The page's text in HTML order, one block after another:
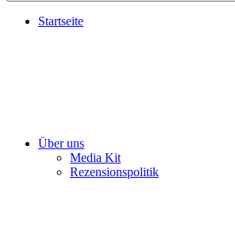
Startseite
Über uns
Media Kit
Rezensionspolitik